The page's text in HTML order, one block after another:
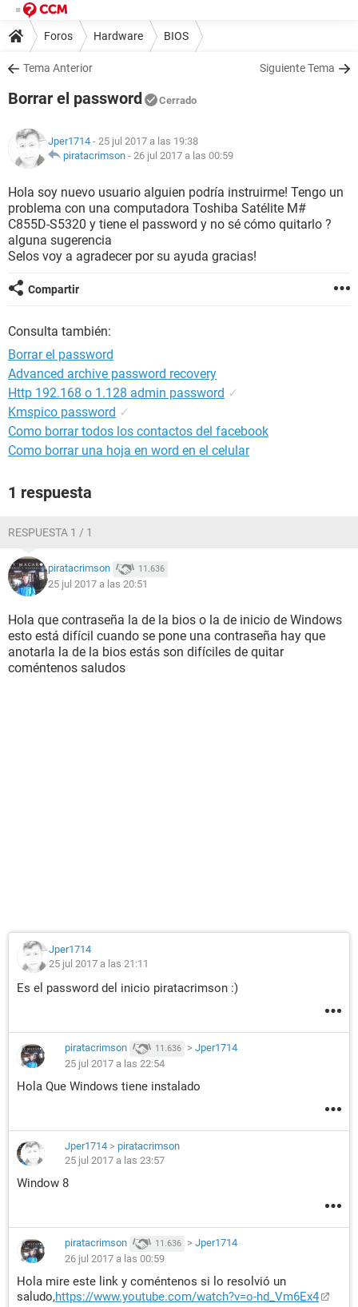
Foros Hardware BIOS
Tema Anterior Siguiente Tema
Borrar el password Cerrado
Jper1714 - 25 jul 2017 a las 19:38
piratacrimson - 26 jul 2017 a las 00:59
Hola soy nuevo usuario alguien podría instruirme! Tengo un
problema con una computadora Toshiba Satélite M#
C855D-S5320 y tiene el password y no sé cómo quitarlo ?
alguna sugerencia
Selos voy a agradecer por su ayuda gracias!
Compartir
Consulta también:
Borrar el password
Advanced archive password recovery
Http 192.168 o 1.128 admin password ✓
Kmspico password ✓
Como borrar todos los contactos del facebook
Como borrar una hoja en word en el celular
1 respuesta
RESPUESTA 1 / 1
piratacrimson 11.636
25 jul 2017 a las 20:51
Hola que contraseña la de la bios o la de inicio de Windows
esto está difícil cuando se pone una contraseña hay que
anotarla la de la bios estás son difíciles de quitar
coméntenos saludos
Jper1714
25 jul 2017 a las 21:11
Es el password del inicio piratacrimson :)
piratacrimson 11.636 > Jper1714
25 jul 2017 a las 22:54
Hola Que Windows tiene instalado
Jper1714 > piratacrimson
25 jul 2017 a las 23:57
Window 8
piratacrimson 11.636 > Jper1714
26 jul 2017 a las 00:59
Hola mire este link y coméntenos si lo resolvió un
saludo,https://www.youtube.com/watch?v=o-hd_Vm6Ex4